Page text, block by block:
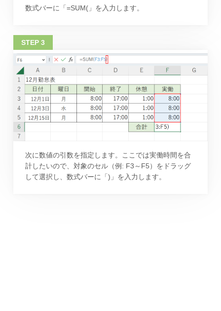
数式バーに「=SUM(」を入力します。
次に数値の引数を指定します。ここでは実働時間を合
計したいので、対象のセル（例: F3～F5）をドラッグ
して選択し、数式バーに「)」を入力します。